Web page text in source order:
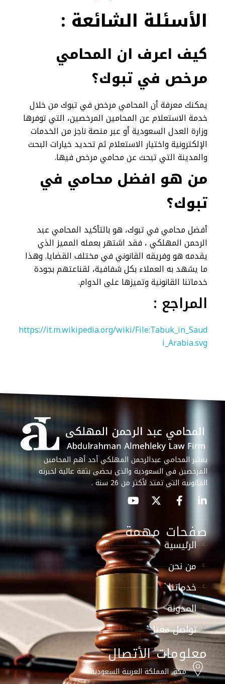
الأسئلة الشائعة :
كيف اعرف ان المحامي
مرخص في تبوك؟
يمكنك معرفة أن المحامي مرخص في تبوك من خلال
خدمة الاستعلام عن المحامين المرخصين، التي توفرها
وزارة العدل السعودية أو عبر منصة ناجز من الخدمات
الإلكترونية واختيار الاستعلام ثم تحديد خيارات البحث
والمدينة التي تبحث عن محامي مرخص فيها.
من هو افضل محامي في
تبوك؟
أفضل محامي في تبوك، هو بالتأكيد المحامي عبد
الرحمن المهلكي ، فقد اشتهر بعمله المميز الذي
يقدمه هو وفريقه القانوني في مختلف القضايا. وهذا
ما يشهد به العملاء بكل شفافية، لقناعتهم بجودة
خدماتنا القانونية وتميزها على الدوام.
المراجع :
https://it.m.wikipedia.org/wiki/File:Tabuk_in_Saud
i_Arabia.svg
يعتبر المحامي عبدالرحمن المهلكي أحد أهم المحامين
المرخصين في السعودية والذي يحضى بثقة عالية لخبرته
القانونية التي تمتد لأكثر من 26 سنة .
صفحات مهمة
الرئيسية
من نحن
خدماتنا
المدونة
تواصل معنا
معلومات الأتصال
مكة, المملكة العربية السعودية